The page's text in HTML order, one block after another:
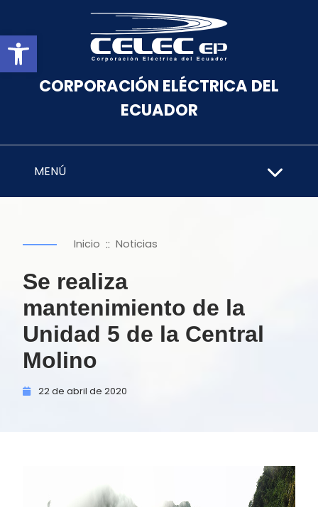
Abrir barra de herramientas
CORPORACIÓN ELÉCTRICA DEL
ECUADOR
MENÚ
Inicio :: Noticias
Se realiza
mantenimiento de la
Unidad 5 de la Central
Molino
22 de abril de 2020